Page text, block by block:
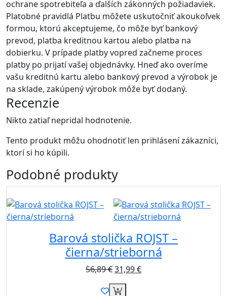
ochrane spotrebiteľa a ďalších zákonných požiadaviek.
Platobné pravidlá Platbu môžete uskutočniť akoukoľvek
formou, ktorú akceptujeme, čo môže byť bankový
prevod, platba kreditnou kartou alebo platba na
dobierku. V prípade platby vopred začneme proces
platby po prijatí vašej objednávky. Hneď ako overíme
vašu kreditnú kartu alebo bankový prevod a výrobok je
na sklade, zakúpený výrobok môže byť dodaný.
Recenzie
Nikto zatiaľ nepridal hodnotenie.
Tento produkt môžu ohodnotiť len prihlásení zákazníci,
ktorí si ho kúpili.
Podobné produkty
Barová stolička ROJST –
čierna/strieborná
56,89€31,99€